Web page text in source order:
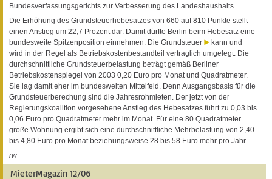
Bundesverfassungsgerichts zur Verbesserung des Landeshaushalts.
Die Erhöhung des Grundsteuerhebesatzes von 660 auf 810 Punkte stellt
einen Anstieg um 22,7 Prozent dar. Damit dürfte Berlin beim Hebesatz eine
bundesweite Spitzenposition einnehmen. Die Grundsteuer
kann und
wird in der Regel als Betriebskostenbestandteil vertraglich umgelegt. Die
durchschnittliche Grundsteuerbelastung beträgt gemäß Berliner
Betriebskostenspiegel von 2003 0,20 Euro pro Monat und Quadratmeter.
Sie lag damit eher im bundesweiten Mittelfeld. Denn Ausgangsbasis für die
Grundsteuerberechung sind die Jahresrohmieten. Der jetzt von der
Regierungskoalition vorgesehene Anstieg des Hebesatzes führt zu 0,03 bis
0,06 Euro pro Quadratmeter mehr im Monat. Für eine 80 Quadratmeter
große Wohnung ergibt sich eine durchschnittliche Mehrbelastung von 2,40
bis 4,80 Euro pro Monat beziehungsweise 28 bis 58 Euro mehr pro Jahr.
rw
MieterMagazin 12/06